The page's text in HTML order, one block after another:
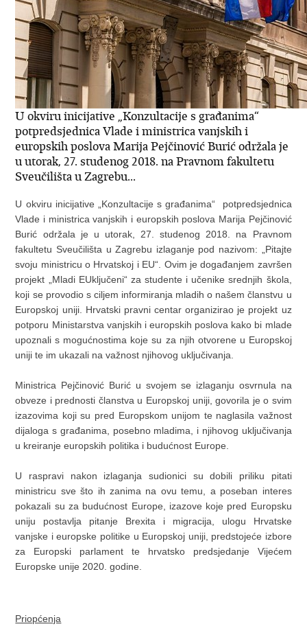
U okviru inicijative „Konzultacije s građanima“
potpredsjednica Vlade i ministrica vanjskih i
europskih poslova Marija Pejčinović Burić održala je
u utorak, 27. studenog 2018. na Pravnom fakultetu
Sveučilišta u Zagrebu...
U okviru inicijative „Konzultacije s građanima“ potpredsjednica
Vlade i ministrica vanjskih i europskih poslova Marija Pejčinović
Burić održala je u utorak, 27. studenog 2018. na Pravnom
fakultetu Sveučilišta u Zagrebu izlaganje pod nazivom: „Pitajte
svoju ministricu o Hrvatskoj i EU“. Ovim je događanjem završen
projekt „Mladi EUključeni“ za studente i učenike srednjih škola,
koji se provodio s ciljem informiranja mladih o našem članstvu u
Europskoj uniji. Hrvatski pravni centar organizirao je projekt uz
potporu Ministarstva vanjskih i europskih poslova kako bi mlade
upoznali s mogućnostima koje su za njih otvorene u Europskoj
uniji te im ukazali na važnost njihovog uključivanja.
Ministrica Pejčinović Burić u svojem se izlaganju osvrnula na
obveze i prednosti članstva u Europskoj uniji, govorila je o svim
izazovima koji su pred Europskom unijom te naglasila važnost
dijaloga s građanima, posebno mladima, i njihovog uključivanja
u kreiranje europskih politika i budućnost Europe.
U raspravi nakon izlaganja sudionici su dobili priliku pitati
ministricu sve što ih zanima na ovu temu, a poseban interes
pokazali su za budućnost Europe, izazove koje pred Europsku
uniju postavlja pitanje Brexita i migracija, ulogu Hrvatske
vanjske i europske politike u Europskoj uniji, predstojeće izbore
za Europski parlament te hrvatsko predsjedanje Vijećem
Europske unije 2020. godine.
Priopćenja